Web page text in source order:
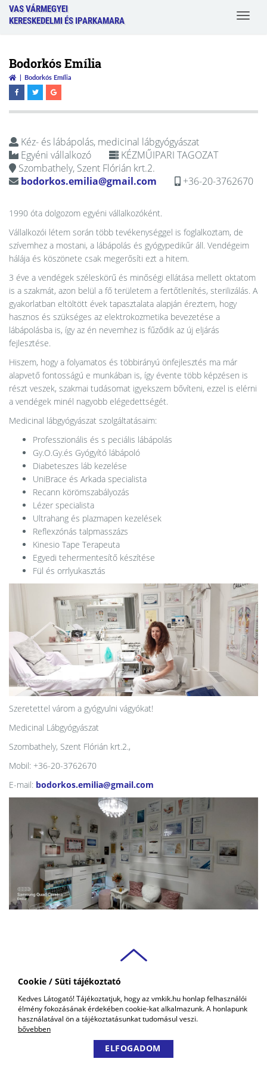
Cookie / Süti tájékoztató
Kedves Látogató! Tájékoztatjuk, hogy az vmkik.hu honlap felhasználói
élmény fokozásának érdekében cookie-kat alkalmazunk. A honlapunk
használatával ön a tájékoztatásunkat tudomásul veszi.
bővebben
ELFOGADOM
VAS VÁRMEGYEI
KERESKEDELMI ÉS IPARKAMARA
Toggle
Bodorkós Emília
Bodorkós Emília
Kéz- és lábápolás, medicinal lábgyógyászat
Egyéni vállalkozó
KÉZMŰIPARI TAGOZAT
Szombathely, Szent Flórián krt.2.
bodorkos.emilia@gmail.com
+36-20-3762670
1990 óta dolgozom egyéni vállalkozóként.
Vállalkozói létem során több tevékenységgel is foglalkoztam, de
szívemhez a mostani, a lábápolás és gyógypedikűr áll. Vendégeim
hálája és köszönete csak megerősíti ezt a hitem.
3 éve a vendégek széleskörű és minőségi ellátása mellett oktatom
is a szakmát, azon belül a fő területem a fertőtlenítés, sterilizálás. A
gyakorlatban eltöltött évek tapasztalata alapján éreztem, hogy
hasznos és szükséges az elektrokozmetika bevezetése a
lábápolásba is, így az én nevemhez is fűződik az új eljárás
fejlesztése.
Hiszem, hogy a folyamatos és többirányú önfejlesztés ma már
alapvető fontosságú e munkában is, így évente több képzésen is
részt veszek, szakmai tudásomat igyekszem bővíteni, ezzel is elérni
a vendégek minél nagyobb elégedettségét.
Medicinal lábgyógyászat szolgáltatásaim:
Professzionális és s peciális lábápolás
Gy.O.Gy.és Gyógyító lábápoló
Diabeteszes láb kezelése
UniBrace és Arkada specialista
Recann körömszabályozás
Lézer specialista
Ultrahang és plazmapen kezelések
Reflexzónás talpmasszázs
Kinesio Tape Terapeuta
Egyedi tehermentesítő készítése
Fül és orrlyukasztás
Szeretettel várom a gyógyulni vágyókat!
Medicinal Lábgyógyászat
Szombathely, Szent Flórián krt.2.,
Mobil: +36-20-3762670
E-mail: bodorkos.emilia@gmail.com
VAS VÁRMEGYEI
KERESKEDELMI ÉS IPARKAMARA
COPYRIGHT © 2018 - 2026 VMKIK. |
ALL RIGHTS RESERVED! DESIGNED &
POWERED BY
POSITIVE ADAMSKY